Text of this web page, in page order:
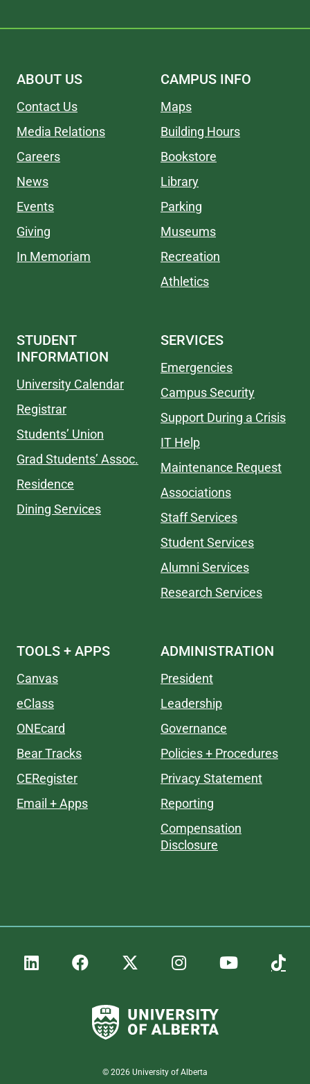
ABOUT US
Contact Us
Media Relations
Careers
News
Events
Giving
In Memoriam
CAMPUS INFO
Maps
Building Hours
Bookstore
Library
Parking
Museums
Recreation
Athletics
STUDENT
INFORMATION
University Calendar
Registrar
Students’ Union
Grad Students’ Assoc.
Residence
Dining Services
SERVICES
Emergencies
Campus Security
Support During a Crisis
IT Help
Maintenance Request
Associations
Staff Services
Student Services
Alumni Services
Research Services
TOOLS + APPS
Canvas
eClass
ONEcard
Bear Tracks
CERegister
Email + Apps
ADMINISTRATION
President
Leadership
Governance
Policies + Procedures
Privacy Statement
Reporting
Compensation
Disclosure
© 2026 University of Alberta